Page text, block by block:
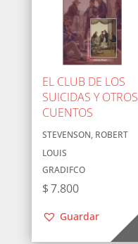
EL CLUB DE LOS
SUICIDAS Y OTROS
CUENTOS
STEVENSON, ROBERT
LOUIS
GRADIFCO
$7.800
Guardar